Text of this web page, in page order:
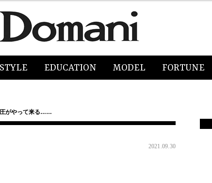
EDUCATION MODEL FORTUNE
圧がやって来る……
2021.09.30